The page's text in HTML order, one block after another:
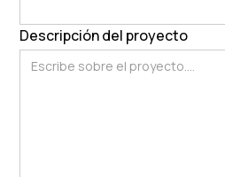
Descripción del proyecto